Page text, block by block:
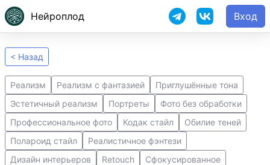
Нейроплод Вход
< Назад
Реализм Реализм с фантазией
Приглушённые тона
Эстетичный реализм
Портреты
Фото без обработки
Профессиональное фото
Кодак стайл
Обилие теней
Полароид стайл
Реалистичное фэнтези
Дизайн интерьеров
Retouch
Сфокусированное